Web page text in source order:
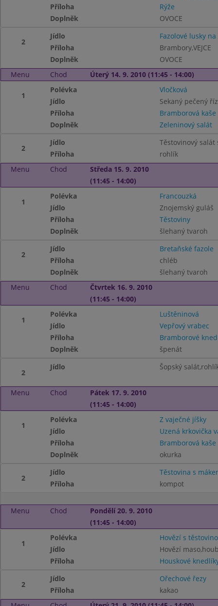
Příloha
Rýže
Doplněk
OVOCE
2
Jídlo
Fazolové lusky
Příloha
Brambory,VEJCE
Doplněk
OVOCE
Menu
Chod Úterý 14. 9. 2010 (11:45 - 14:00)
1
Polévka
Vločková
Jídlo
Sekaný pečený
Příloha
Bramborová kaše
Doplněk
Zeleninový salát
2
Jídlo
Těstovinový salát
Příloha
rohlík
Menu
Chod
Středa 15. 9. 2010
(11:45 - 14:00)
1
Polévka
Francouzká
Jídlo
Znojemský guláš
Příloha
Těstoviny
Doplněk
šlehaný tvaroh
2
Jídlo
Bretaňské fazole
Příloha
chléb
Doplněk
šlehaný tvaroh
Menu
Chod
Čtvrtek 16. 9. 2010
(11:45 - 14:00)
1
Polévka
Luštěninová
Jídlo
Vepřový vrabec
Příloha
Bramborové
Doplněk
špenát
2
Jídlo Šopský
Menu Chod
Pátek 17. 9. 2010
(11:45 - 14:00)
1
Polévka
Z vaječné jíšky
Jídlo
Uzená krkovička
Příloha
Bramborová kaše
Doplněk
okurka
2
Jídlo
Těstovina s
Příloha
kompot
Menu Chod
Pondělí 20. 9. 2010
(11:45 - 14:00)
1
Polévka
Hovězí s
Jídlo
Hovězí
Příloha
Houskové
2
Jídlo
Ořechové řezy
Příloha
kakao